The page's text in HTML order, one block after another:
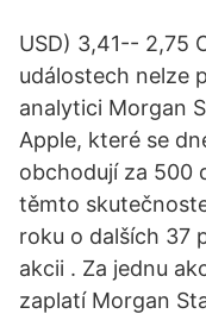
USD) 3,41-- 2,75
událostech nelze
analytici Morgan
Apple, které se
obchodují za 500
těmto
roku o dalších 37
akcii . Za jednu
zaplatí Morgan